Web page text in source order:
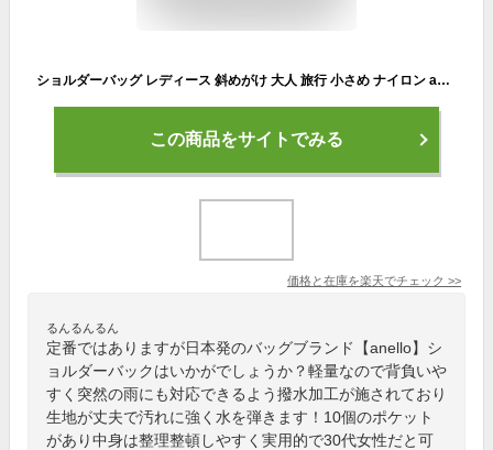
ショルダーバッグ レディース 斜めがけ 大人 旅行 小さめ ナイロン anello アネロ おしゃれ 可愛い 韓国 軽い カジュアル 撥水 黒 ママバッグ 女子高生
この商品をサイトでみる
価格と在庫を楽天でチェック >>
るんるんるん
定番ではありますが日本発のバッグブランド【anello】シ
ョルダーバックはいかがでしょうか？軽量なので背負いや
すく突然の雨にも対応できるよう撥水加工が施されており
生地が丈夫で汚れに強く水を弾きます！10個のポケット
があり中身は整理整頓しやすく実用的で30代女性だと可